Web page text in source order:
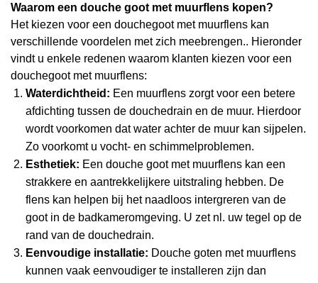
Waarom een douche goot met muurflens kopen?
Het kiezen voor een douchegoot met muurflens kan
verschillende voordelen met zich meebrengen.. Hieronder
vindt u enkele redenen waarom klanten kiezen voor een
douchegoot met muurflens:
Waterdichtheid: Een muurflens zorgt voor een betere
afdichting tussen de douchedrain en de muur. Hierdoor
wordt voorkomen dat water achter de muur kan sijpelen.
Zo voorkomt u vocht- en schimmelproblemen.
Esthetiek: Een douche goot met muurflens kan een
strakkere en aantrekkelijkere uitstraling hebben. De
flens kan helpen bij het naadloos intergreren van de
goot in de badkameromgeving. U zet nl. uw tegel op de
rand van de douchedrain.
Eenvoudige installatie: Douche goten met muurflens
kunnen vaak eenvoudiger te installeren zijn dan